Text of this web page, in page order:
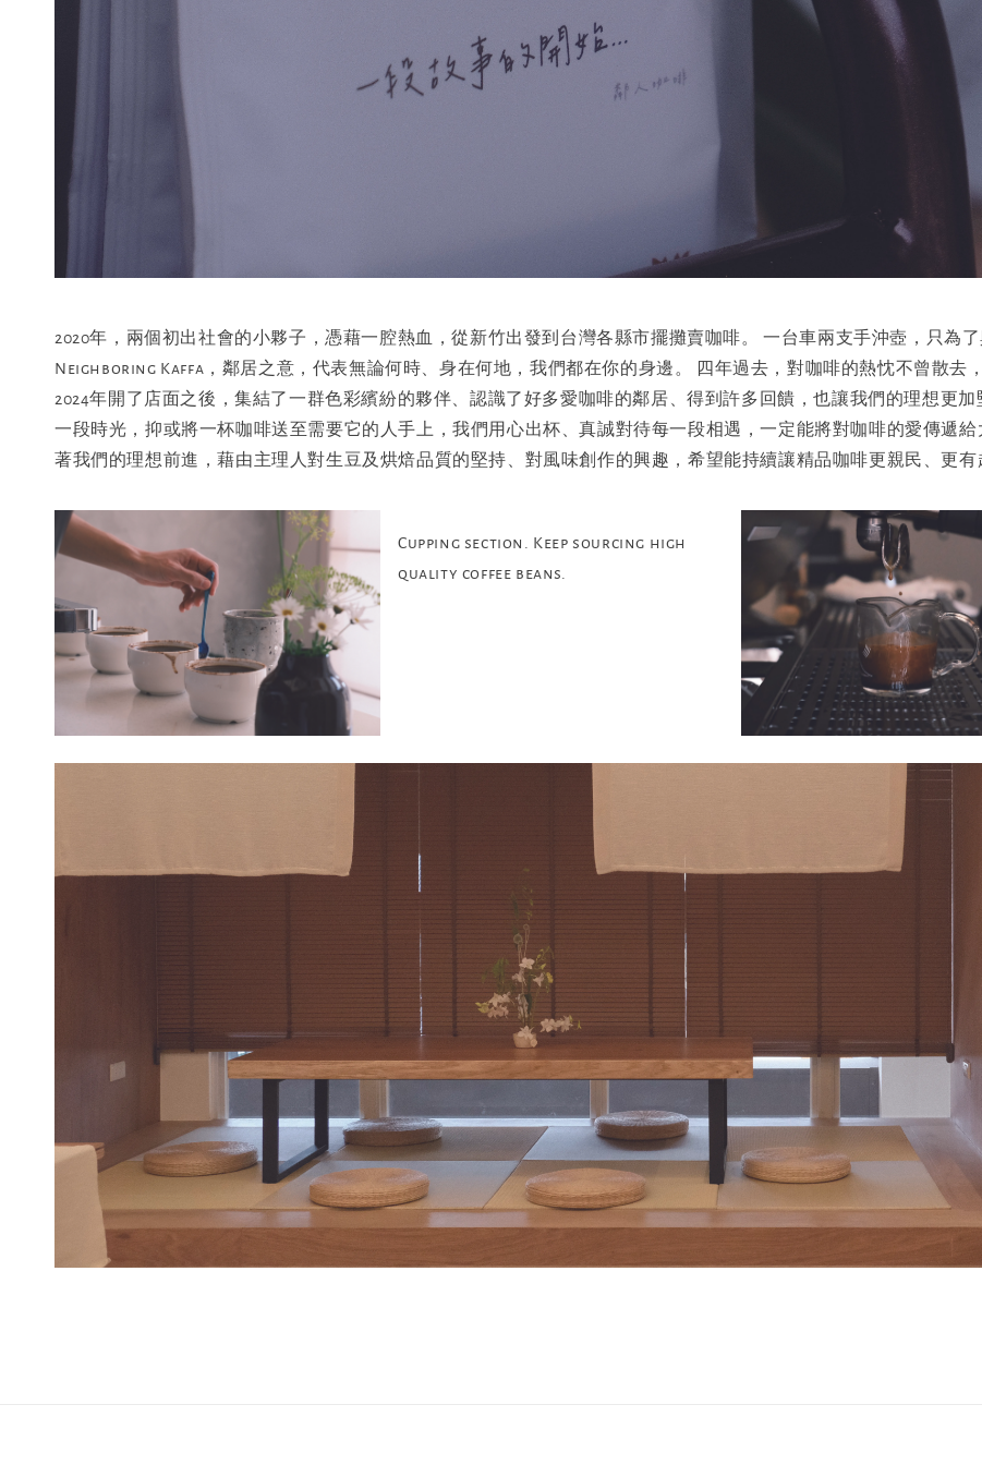
2020年，兩個初出社會的小夥子，憑藉一腔熱血，從新竹出發到台灣各縣市擺攤賣咖啡。 一台車兩支手沖壺，只為
Neighboring Kaffa，鄰居之意，代表無論何時、身在何地，我們都在你的身邊。 四年過去，對咖啡的熱忱不曾散去
2024年開了店面之後，集結了一群色彩繽紛的夥伴、認識了好多愛咖啡的鄰居、得到許多回饋，也讓我們的理想更
一段時光，抑或將一杯咖啡送至需要它的人手上，我們用心出杯、真誠對待每一段相遇，一定能將對咖啡的愛傳遞
著我們的理想前進，藉由主理人對生豆及烘焙品質的堅持、對風味創作的興趣，希望能持續讓精品咖啡更親民、更有
Cupping section. Keep sourcing high
quality coffee beans.